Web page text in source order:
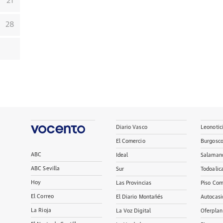
28
ABC
ABC Sevilla
Hoy
El Correo
La Rioja
Diario Vasco
El Comercio
Ideal
Sur
Las Provincias
El Diario Montañés
La Voz Digital
Piso
Oferplan